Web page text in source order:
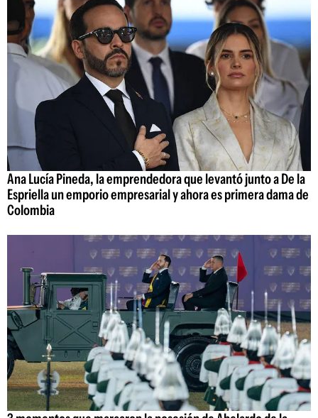
Ana Lucía Pineda, la emprendedora que levantó junto a De la
Espriella un emporio empresarial y ahora es primera dama de
Colombia